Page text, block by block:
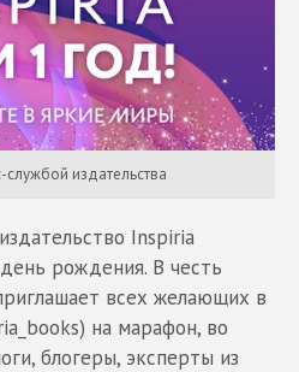
издательства
издательство Inspiria
рождения. В честь
всех желающих в
на марафон, во
блогеры, эксперты из